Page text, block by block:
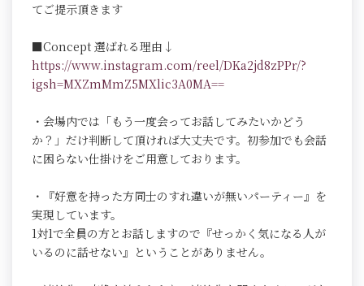
てご提示頂きます
■Concept 選ばれる理由↓
https://www.instagram.com/reel/DKa2jd8zPPr/?
igsh=MXZmMmZ5MXlic3A0MA==
・会場内では「もう一度会ってお話してみたいかどう
か？」だけ判断して頂ければ大丈夫です。初参加でも会話
に困らない仕掛けをご用意しております。
・『好意を持った方同士のすれ違いが無いパーティー』を
実現しています。
1対1で全員の方とお話しますので『せっかく気になる人が
いるのに話せない』ということがありません。